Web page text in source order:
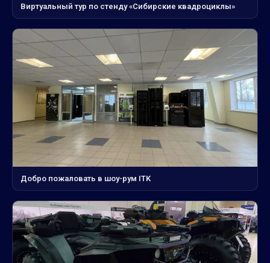
Виртуальный тур по стенду «Сибирские квадроциклы»
Добро пожаловать в шоу-рум ITK